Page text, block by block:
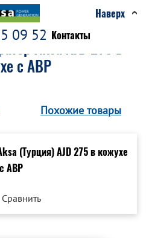
09 52 Контакты
Наверх
Aksa AJD 275 в
с АВР
Похожие товары
Сравнить